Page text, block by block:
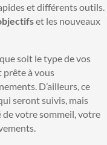
et différents outils.
et les nouveaux
soit le type de vos
prête à vous
D’ailleurs, ce
seront suivis, mais
votre sommeil, votre